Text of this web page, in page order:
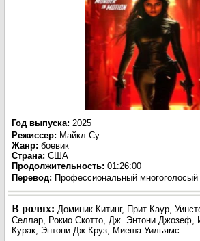
Год выпуска: 2025
Режиссер: Майкл Су
Жанр: боевик
Страна: США
Продолжительность: 01:26:00
Перевод: Профессиональный многоголосый
В ролях: Доминик Китинг, Прит Каур,
Селлар, Рокио Скотто, Дж. Энтони Джозеф,
Курак, Энтони Дж Круз, Миеша Уильямс